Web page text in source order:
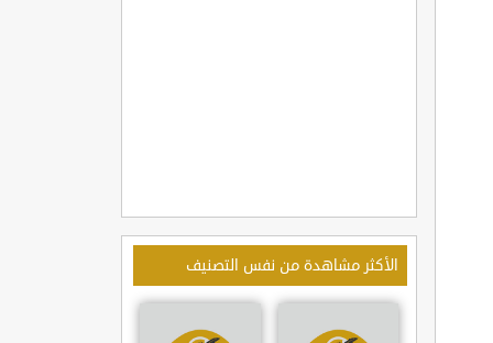
الأكثر مشاهدة من نفس التصنيف